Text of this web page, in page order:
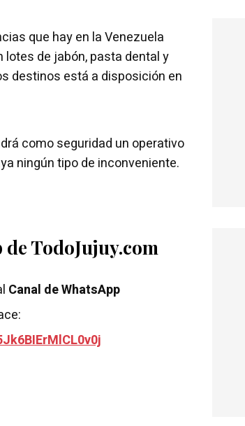
que hay en la Venezuela
de jabón, pasta dental y
destinos está a disposición en
como seguridad un operativo
ningún tipo de inconveniente.
de TodoJujuy.com
Canal de WhatsApp